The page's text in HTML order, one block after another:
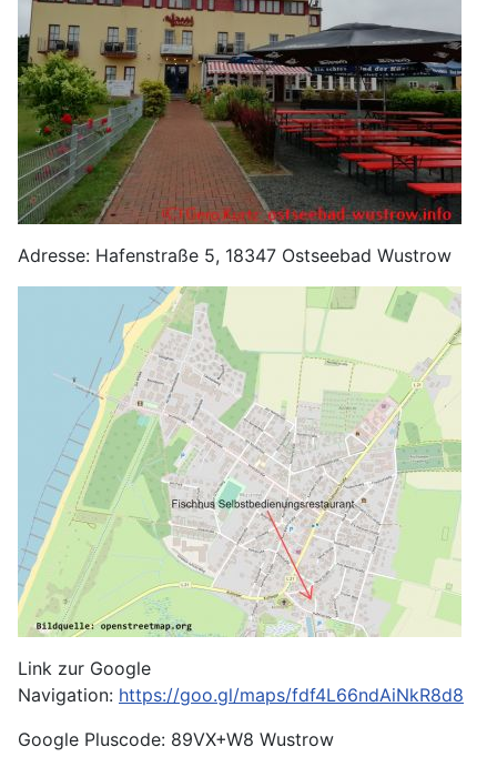
Adresse: Hafenstraße 5, 18347 Ostseebad Wustrow
Link zur Google
Navigation: https://goo.gl/maps/fdf4L66ndAiNkR8d8
Google Pluscode: 89VX+W8 Wustrow